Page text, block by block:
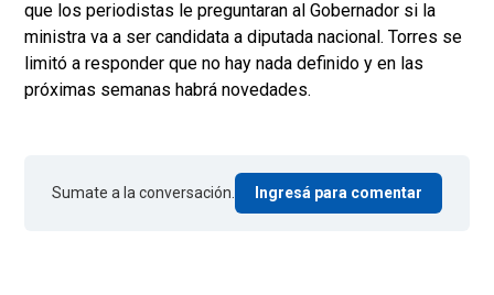
que los periodistas le preguntaran al Gobernador si la
ministra va a ser candidata a diputada nacional. Torres se
limitó a responder que no hay nada definido y en las
próximas semanas habrá novedades.
Sumate a la conversación. Ingresá para comentar